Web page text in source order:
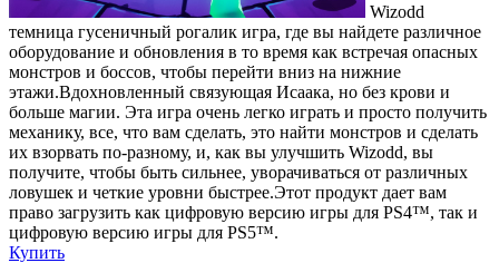
Wizodd
темница гусеничный рогалик игра, где вы найдете различное
оборудование и обновления в то время как встречая опасных
монстров и боссов, чтобы перейти вниз на нижние
этажи.Вдохновленный связующая Исаака, но без крови и
больше магии. Эта игра очень легко играть и просто получить
механику, все, что вам сделать, это найти монстров и сделать
их взорвать по-разному, и, как вы улучшить Wizodd, вы
получите, чтобы быть сильнее, уворачиваться от различных
ловушек и четкие уровни быстрее.Этот продукт дает вам
право загрузить как цифровую версию игры для PS4™, так и
цифровую версию игры для PS5™.
Купить